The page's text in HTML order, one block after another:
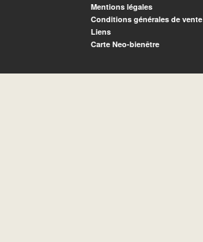
Mentions légales
Conditions générales de vente
Liens
Carte Neo-bienêtre